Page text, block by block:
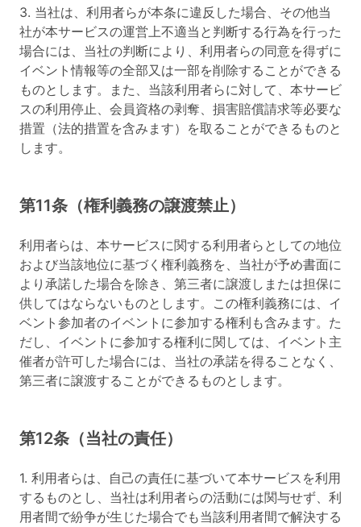
3. 当社は、利用者らが本条に違反した場合、その他当
社が本サービスの運営上不適当と判断する行為を行った
場合には、当社の判断により、利用者らの同意を得ずに
イベント情報等の全部又は一部を削除することができる
ものとします。また、当該利用者らに対して、本サービ
スの利用停止、会員資格の剥奪、損害賠償請求等必要な
措置（法的措置を含みます）を取ることができるものと
します。
第11条（権利義務の譲渡禁止）
利用者らは、本サービスに関する利用者らとしての地位
および当該地位に基づく権利義務を、当社が予め書面に
より承諾した場合を除き、第三者に譲渡しまたは担保に
供してはならないものとします。この権利義務には、イ
ベント参加者のイベントに参加する権利も含みます。た
だし、イベントに参加する権利に関しては、イベント主
催者が許可した場合には、当社の承諾を得ることなく、
第三者に譲渡することができるものとします。
第12条（当社の責任）
1. 利用者らは、自己の責任に基づいて本サービスを利用
するものとし、当社は利用者らの活動には関与せず、利
用者間で紛争が生じた場合でも当該利用者間で解決する